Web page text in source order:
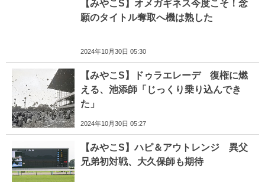
【みやこS】オメガギネス今度こそ！念
願のタイトル奪取へ機は熟した
2024年10月30日 05:30
【みやこS】ドゥラエレーデ 復権に燃
える、池添師「じっくり乗り込んでき
た」
2024年10月30日 05:27
【みやこS】ハピ＆アウトレンジ 異父
兄弟初対戦、大久保師も期待